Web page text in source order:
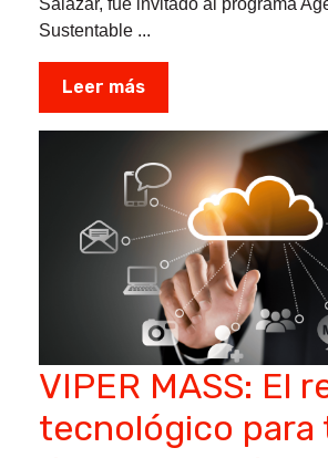
Sustentable ...
Leer más
VIPER MASS: El
tecnológico para